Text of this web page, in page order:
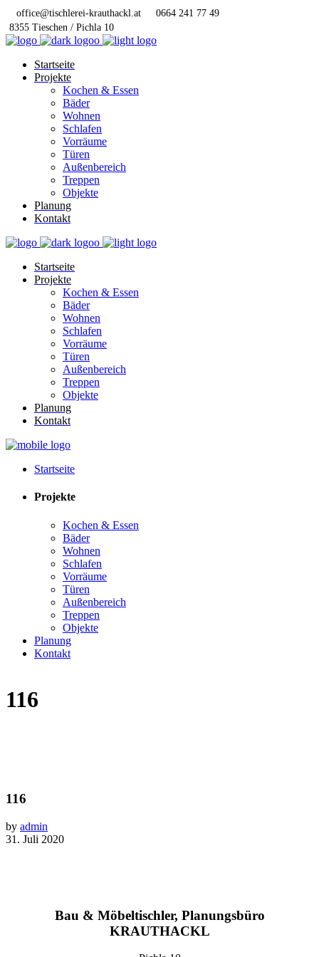
office@tischlerei-krauthackl.at
0664 241 77 49
8355 Tieschen / Pichla 10
Startseite
Projekte
Kochen & Essen
Bäder
Wohnen
Schlafen
Vorräume
Türen
Außenbereich
Treppen
Objekte
Planung
Kontakt
Startseite
Projekte
Kochen & Essen
Bäder
Wohnen
Schlafen
Vorräume
Türen
Außenbereich
Treppen
Objekte
Planung
Kontakt
Startseite
Projekte
Kochen & Essen
Bäder
Wohnen
Schlafen
Vorräume
Türen
Außenbereich
Treppen
Objekte
Planung
Kontakt
116
116
by admin
31. Juli 2020
Bau & Möbeltischler, Planungsbüro
KRAUTHACKL